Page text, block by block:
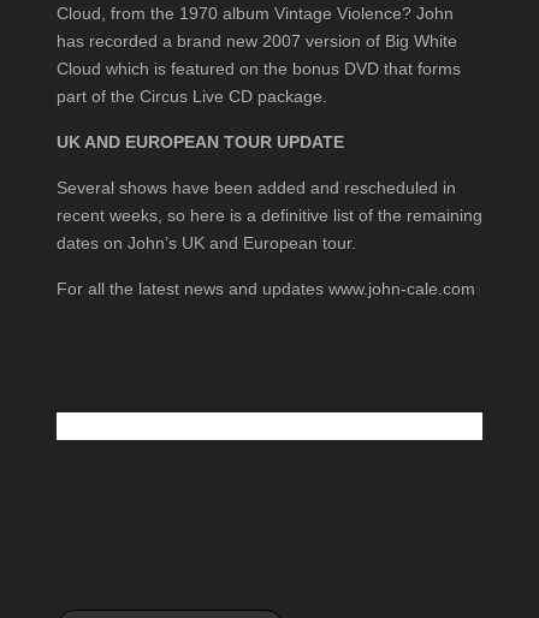
Cloud, from the 1970 album Vintage Violence? John
has recorded a brand new 2007 version of Big White
Cloud which is featured on the bonus DVD that forms
part of the Circus Live CD package.
UK AND EUROPEAN TOUR UPDATE
Several shows have been added and rescheduled in
recent weeks, so here is a definitive list of the remaining
dates on John’s UK and European tour.
For all the latest news and updates www.john-cale.com